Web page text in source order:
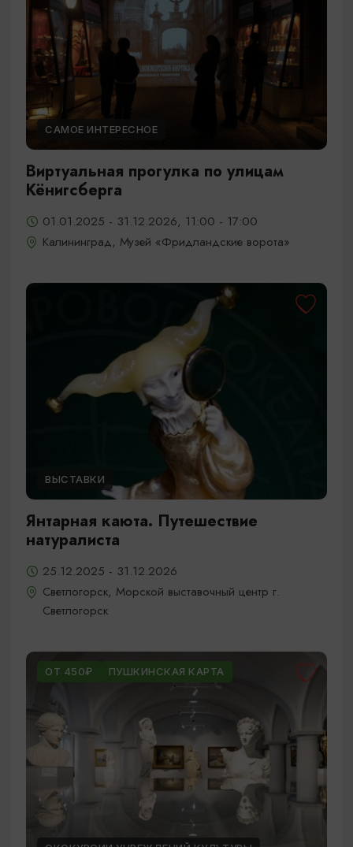
САМОЕ ИНТЕРЕСНОЕ
Виртуальная прогулка по улицам
Кёнигсберга
01.01.2025 - 31.12.2026, 11:00 - 17:00
Калининград, Музей «Фридландские ворота»
ВЫСТАВКИ
Янтарная каюта. Путешествие
натуралиста
25.12.2025 - 31.12.2026
Светлогорск, Морской выставочный центр г.
Светлогорск
ОТ 450₽ ПУШКИНСКАЯ КАРТА